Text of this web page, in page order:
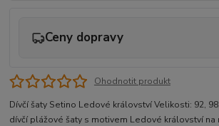
Ceny dopravy
Ohodnotit produkt
Dívčí šaty Setino Ledové království Velikosti: 92,
dívčí plážové šaty s motivem Ledové království na